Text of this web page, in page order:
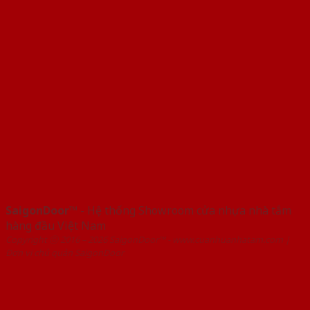
SaigonDoor™ - Hệ thống Showroom cửa nhựa nhà tắm
hàng đầu Việt Nam
Copyright ⓒ 2016 – 2026 SaigonDoor™ - www.cuanhuanhatam.com |
Đơn vị chủ quản SaigonDoor